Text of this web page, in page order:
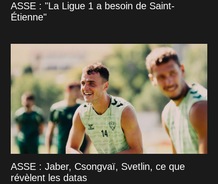
ASSE : "La Ligue 1 a besoin de Saint-
Étienne"
ASSE : Jaber, Csongvaï, Svetlin, ce que
révèlent les datas